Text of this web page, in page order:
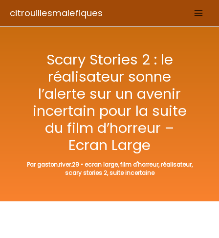
citrouillesmalefiques
Scary Stories 2 : le
réalisateur sonne
l’alerte sur un avenir
incertain pour la suite
du film d’horreur –
Ecran Large
Pargaston.river.29 • ecran large,film d'horreur,réalisateur,
scary stories 2,suite incertaine